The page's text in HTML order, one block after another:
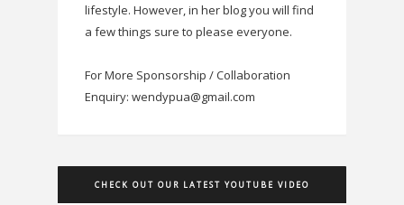
lifestyle. However, in her blog you will find
a few things sure to please everyone.
For More Sponsorship / Collaboration
Enquiry: wendypua@gmail.com
CHECK OUT OUR LATEST YOUTUBE VIDEO